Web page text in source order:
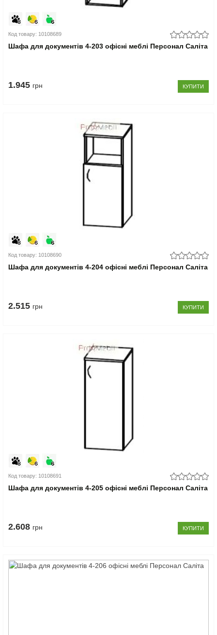
Код товару: 10108689
Шафа для документів 4-203 офісні меблі Персонал Саліта
1.945 грн КУПИТИ
Код товару: 10108690
Шафа для документів 4-204 офісні меблі Персонал Саліта
2.515 грн КУПИТИ
Код товару: 10108691
Шафа для документів 4-205 офісні меблі Персонал Саліта
2.608 грн КУПИТИ